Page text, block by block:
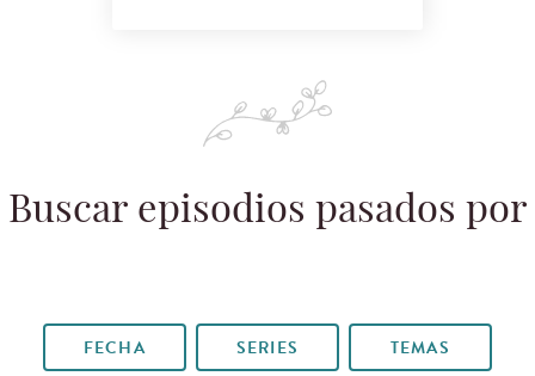
Buscar episodios pasados por
FECHA SERIES TEMAS